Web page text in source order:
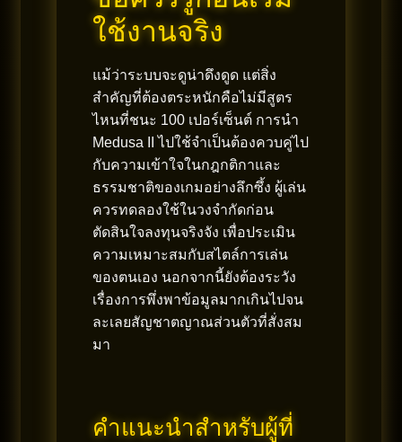
ใช้งานจริง
แม้ว่าระบบจะดูน่าดึงดูด แต่สิ่ง
สำคัญที่ต้องตระหนักคือไม่มีสูตร
ไหนที่ชนะ 100 เปอร์เซ็นต์ การนำ
Medusa II ไปใช้จำเป็นต้องควบคู่ไป
กับความเข้าใจในกฎกติกาและ
ธรรมชาติของเกมอย่างลึกซึ้ง ผู้เล่น
ควรทดลองใช้ในวงจำกัดก่อน
ตัดสินใจลงทุนจริงจัง เพื่อประเมิน
ความเหมาะสมกับสไตล์การเล่น
ของตนเอง นอกจากนี้ยังต้องระวัง
เรื่องการพึ่งพาข้อมูลมากเกินไปจน
ละเลยสัญชาตญาณส่วนตัวที่สั่งสม
มา
คำแนะนำสำหรับผู้ที่